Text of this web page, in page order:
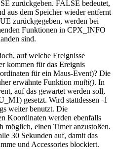
zurückgeben. FALSE bedeutet,
aus dem Speicher wieder entfernt
zurückgegeben, werden bei
Funktionen in CPX_INFO
sind.
auf welche Ereignisse
kommen für das Ereignis
für ein Maus-Event)? Die
erwähnte Funktion multi(). In
auf das gewartet werden soll,
gesetzt. Wird stattdessen -1
weiter benutzt. Die
Koordinaten werden ebenfalls
möglich, einen Timer anzustoßen.
30 Sekunden auf, damit das
und Accessories blockiert.